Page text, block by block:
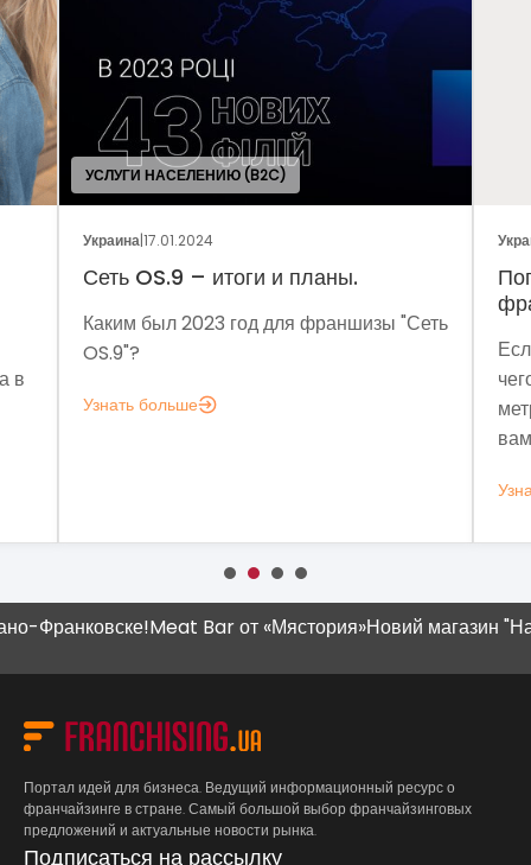
(B2C)
– итоги и планы.
год для франшизы "Сеть
Поговорим о
Если задумались над
чего мне аналитика?»,
метрик, которые
Meat Bar от «Мястория»Новий магазин "Наш
Портал идей для бизнеса. Ведущий информационный ресурс о
франчайзинге в стране. Самый большой выбор франчайзинговых
предложений и актуальные новости рынка.
Подписаться на рассылку